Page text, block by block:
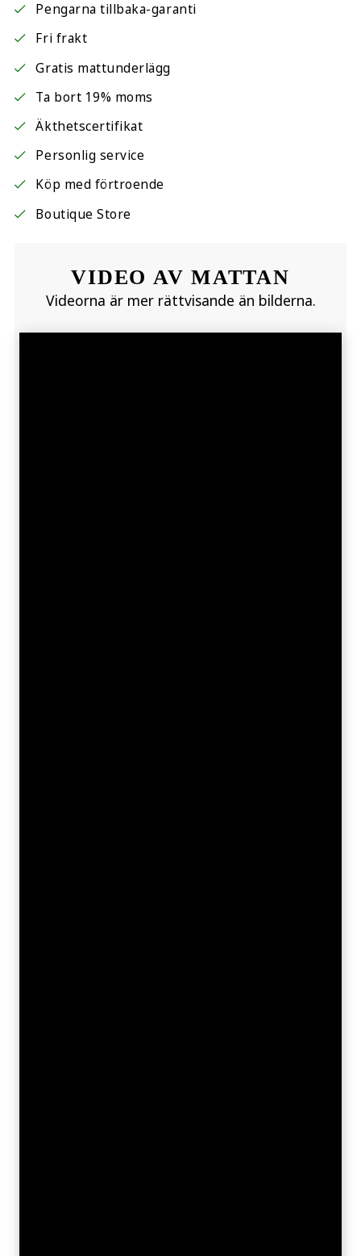
Pengarna tillbaka-garanti
Fri frakt
Gratis mattunderlägg
Ta bort 19% moms
Äkthetscertifikat
Personlig service
Köp med förtroende
Boutique Store
VIDEO AV MATTAN
Videorna är mer rättvisande än bilderna.